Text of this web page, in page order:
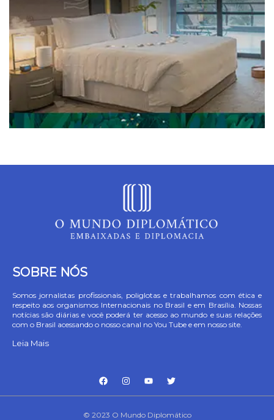
SOBRE NÓS
Somos jornalistas profissionais, poliglotas e trabalhamos com ética e
respeito aos organismos Internacionais no Brasil e em Brasília. Nossas
notícias são diárias e você poderá ter acesso ao mundo e suas relações
com o Brasil acessando o nosso canal no You Tube e em nosso site.
Leia Mais
© 2023 O Mundo Diplomático